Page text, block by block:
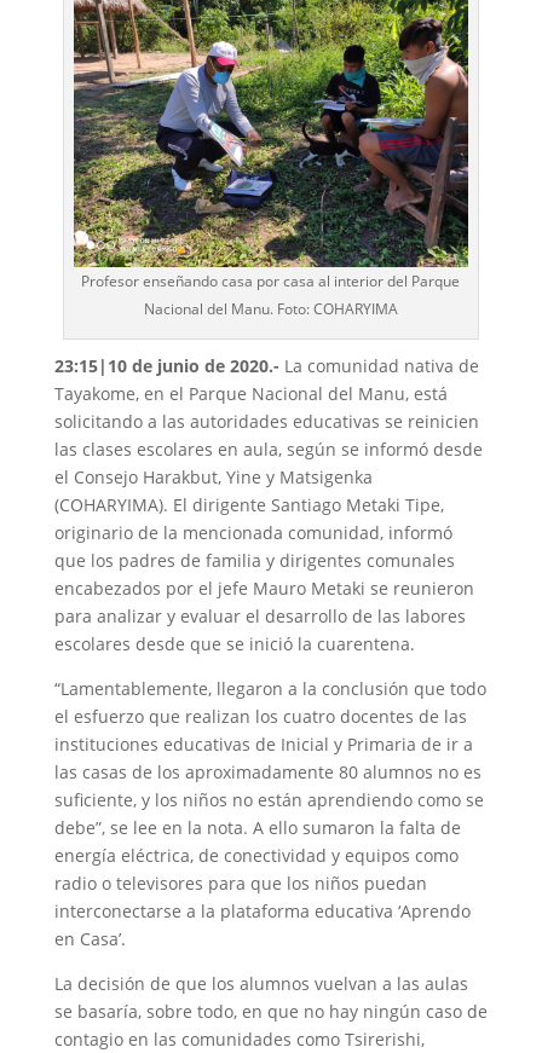
Profesor enseñando casa por casa al interior del Parque
Nacional del Manu. Foto: COHARYIMA
23:15|10 de junio de 2020.- La comunidad nativa de
Tayakome, en el Parque Nacional del Manu, está
solicitando a las autoridades educativas se reinicien
las clases escolares en aula, según se informó desde
el Consejo Harakbut, Yine y Matsigenka
(COHARYIMA). El dirigente Santiago Metaki Tipe,
originario de la mencionada comunidad, informó
que los padres de familia y dirigentes comunales
encabezados por el jefe Mauro Metaki se reunieron
para analizar y evaluar el desarrollo de las labores
escolares desde que se inició la cuarentena.
“Lamentablemente, llegaron a la conclusión que todo
el esfuerzo que realizan los cuatro docentes de las
instituciones educativas de Inicial y Primaria de ir a
las casas de los aproximadamente 80 alumnos no es
suficiente, y los niños no están aprendiendo como se
debe”, se lee en la nota. A ello sumaron la falta de
energía eléctrica, de conectividad y equipos como
radio o televisores para que los niños puedan
interconectarse a la plataforma educativa ‘Aprendo
en Casa’.
La decisión de que los alumnos vuelvan a las aulas
se basaría, sobre todo, en que no hay ningún caso de
contagio en las comunidades como Tsirerishi,